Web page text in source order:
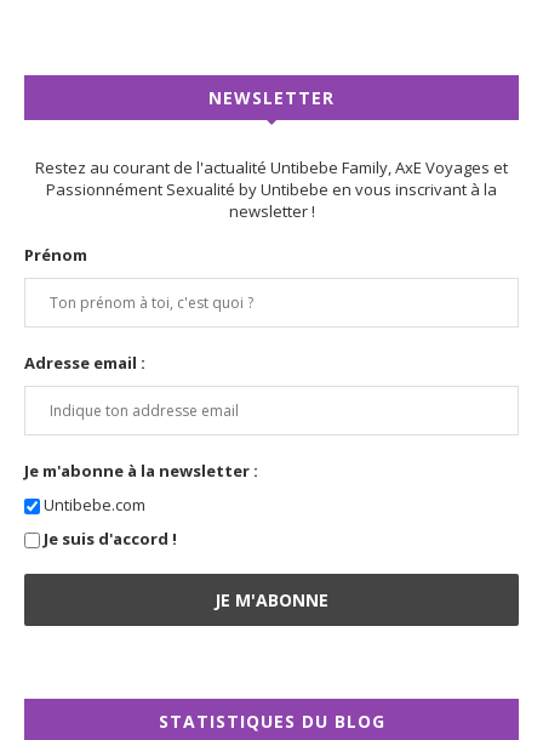
NEWSLETTER
Restez au courant de l'actualité Untibebe Family, AxE Voyages et
Passionnément Sexualité by Untibebe en vous inscrivant à la
newsletter !
Prénom
Adresse email :
Je m'abonne à la newsletter :
Untibebe.com
Je suis d'accord !
STATISTIQUES DU BLOG